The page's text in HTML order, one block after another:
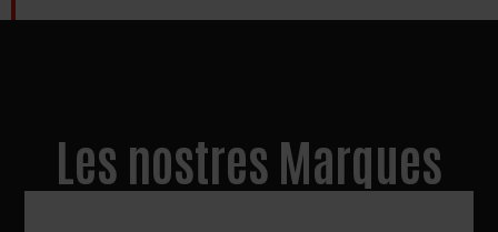
Les nostres Marques